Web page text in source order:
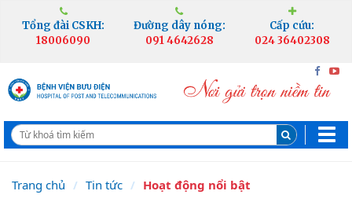
Tổng đài CSKH:
18006090
Đường dây nóng:
091 4642628
Cấp cứu:
024 36402308
Trang chủ Tin tức Hoạt động nổi bật